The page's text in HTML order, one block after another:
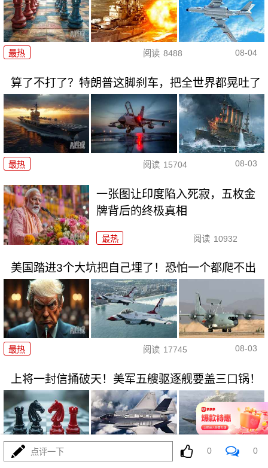
最热 阅读 8488 08-04
算了不打了？特朗普这脚刹车，把全世界都晃吐了
最热 阅读 15704 08-03
一张图让印度陷入死寂，五枚金
牌背后的终极真相
最热 阅读 10932
美国踏进3个大坑把自己埋了！恐怕一个都爬不出
最热 阅读 17745 08-03
上将一封信捅破天！美军五艘驱逐舰要盖三口锅！
最热 阅读 7563 08-03
点评一下 0 0